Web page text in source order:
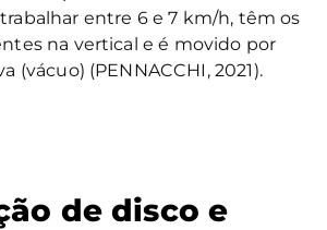
entre 6 e 7 km/h, têm os
na vertical e é movido por
(vácuo) (PENNACCHI, 2021).
de disco e